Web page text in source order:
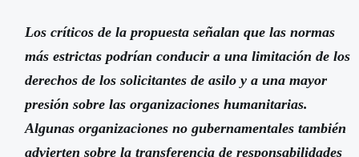
Los críticos de la propuesta señalan que las normas
más estrictas podrían conducir a una limitación de los
derechos de los solicitantes de asilo y a una mayor
presión sobre las organizaciones humanitarias.
Algunas organizaciones no gubernamentales también
advierten sobre la transferencia de responsabilidades